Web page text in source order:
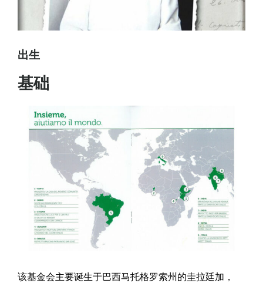
出生
基础
该基金会主要诞生于巴西马托格罗索州的圭拉廷加，